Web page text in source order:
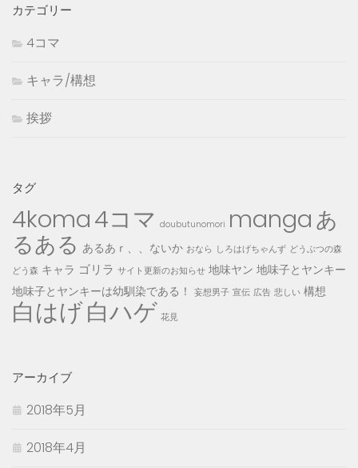
カテゴリー
4コマ
キャラ/構想
挨拶
タグ
4koma4コマ doubutunomori mangaあ
るある あるあｒ、、ないか おなら しろはげちゃんず どうぶつの森
どう森 キャラ ゴリラ サイト更新のお知らせ 地味ヤン 地味子とヤンキー
地味子とヤンキーは幼馴染である！
妄想男子 宣伝 広告 悲しい 構想
白はげ白ハゲ 花見
アーカイブ
2018年5月
2018年4月